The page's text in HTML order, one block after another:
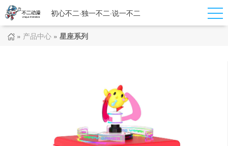
初心不二·独一不二·说一不二
» 产品中心 » 星座系列